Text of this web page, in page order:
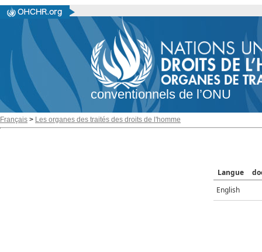
conventionnels de l’ONU
Français > Les organes des traités des droits de l'homme
Langue
English